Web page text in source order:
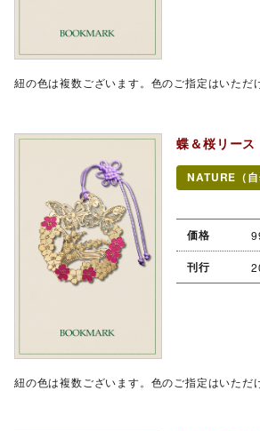
紐の色は複数ございます。色のご指定はいただ
蝶＆桜リース
NATURE（自
価格
刊行
紐の色は複数ございます。色のご指定はいただ